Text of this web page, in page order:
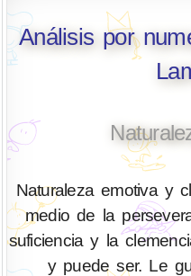
Análisis por
Naturaleza emotiva y
medio de la
suficiencia y la
y puede ser. Le